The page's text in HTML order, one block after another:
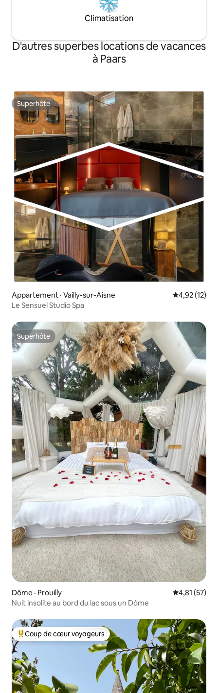
Climatisation
D'autres superbes locations de vacances
à Paars
Superhôte
Superhôte
Appartement · Vailly-sur-Aisne Note
4,92 (12)
Le Sensuel Studio Spa
Superhôte
Superhôte
Dôme · Prouilly Note
4,81 (57)
Nuit insolite au bord du lac sous un Dôme
Coup de cœur voyageurs parmi les plus aimés
Coup de cœur voyageurs